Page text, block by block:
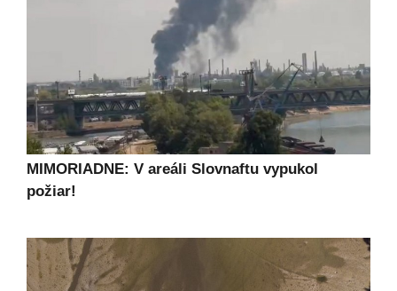
MIMORIADNE: V areáli Slovnaftu vypukol
požiar!